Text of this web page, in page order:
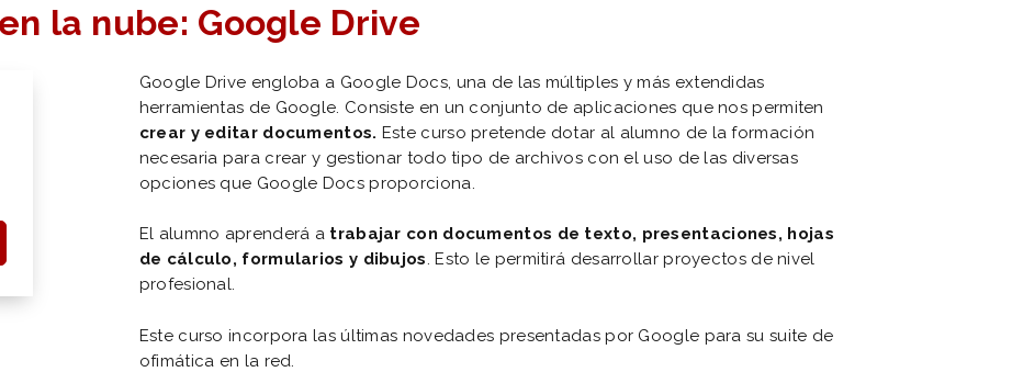
la nube: Google Drive
Google Drive engloba a Google Docs, una de las múltiples y más extendidas
herramientas de Google. Consiste en un conjunto de aplicaciones que nos permiten
crear y editar documentos. Este curso pretende dotar al alumno de la formación
necesaria para crear y gestionar todo tipo de archivos con el uso de las diversas
opciones que Google Docs proporciona.
El alumno aprenderá a trabajar con documentos de texto, presentaciones, hojas
de cálculo, formularios y dibujos. Esto le permitirá desarrollar proyectos de nivel
profesional.
Este curso incorpora las últimas novedades presentadas por Google para su suite de
ofimática en la red.